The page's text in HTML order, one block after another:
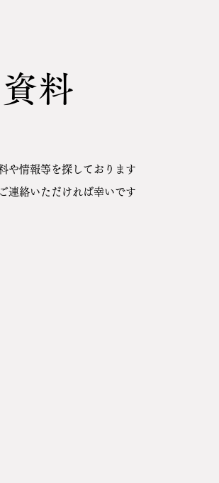
料
や情報等を探しております
連絡いただければ幸いです